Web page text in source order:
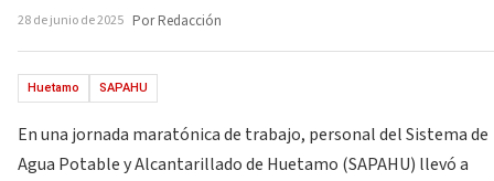
28 de junio de 2025 Por Redacción
Huetamo SAPAHU
En una jornada maratónica de trabajo, personal del Sistema de
Agua Potable y Alcantarillado de Huetamo (SAPAHU) llevó a